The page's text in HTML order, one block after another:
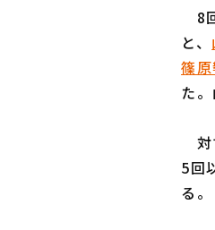
8
と、
篠
た
対
5回
る。